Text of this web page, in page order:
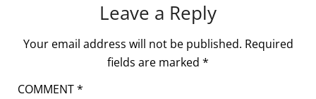
Leave a Reply
Your email address will not be published. Required
fields are marked *
COMMENT*